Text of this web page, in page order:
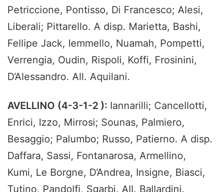
Petriccione, Pontisso, Di Francesco; Alesi,
Liberali; Pittarello. A disp. Marietta, Bashi,
Fellipe Jack, Iemmello, Nuamah, Pompetti,
Verrengia, Oudin, Rispoli, Koffi, Frosinini,
D’Alessandro. All. Aquilani.
AVELLINO (4-3-1-2 ): Iannarilli; Cancellotti,
Enrici, Izzo, Mirrosi; Sounas, Palmiero,
Besaggio; Palumbo; Russo, Patierno. A disp.
Daffara, Sassi, Fontanarosa, Armellino,
Kumi, Le Borgne, D’Andrea, Insigne, Biasci,
Tutino, Pandolfi, Sgarbi. All. Ballardini.